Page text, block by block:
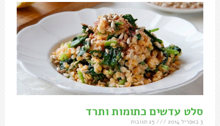
סלט עדשים כתומות ותרד
3 באפריל 2014